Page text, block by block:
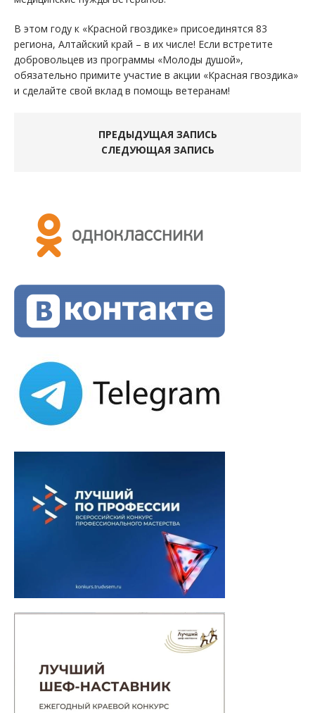
В этом году к «Красной гвоздике» присоединятся 83
региона, Алтайский край – в их числе! Если встретите
добровольцев из программы «Молоды душой»,
обязательно примите участие в акции «Красная гвоздика»
и сделайте свой вклад в помощь ветеранам!
ПРЕДЫДУЩАЯ ЗАПИСЬ
СЛЕДУЮЩАЯ ЗАПИСЬ